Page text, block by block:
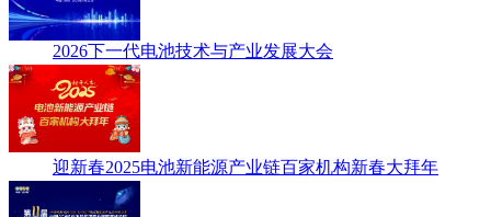
2026下一代电池技术与产业发展大会
迎新春2025电池新能源产业链百家机构新春大拜年